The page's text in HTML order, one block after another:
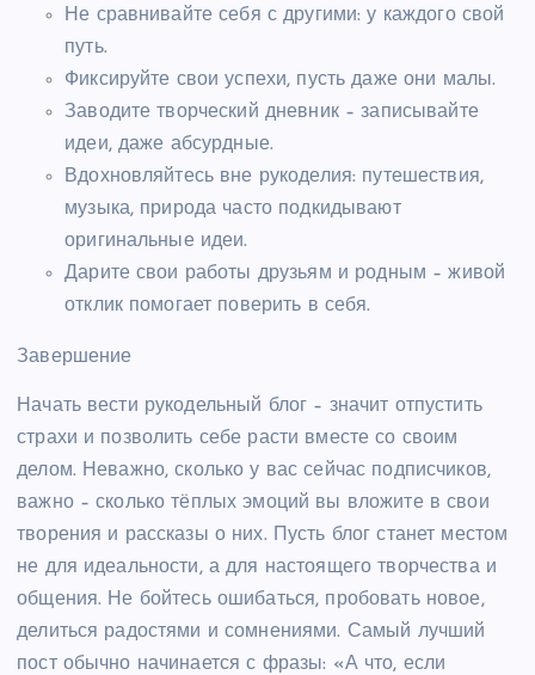
Не сравнивайте себя с другими: у каждого свой
путь.
Фиксируйте свои успехи, пусть даже они малы.
Заводите творческий дневник – записывайте
идеи, даже абсурдные.
Вдохновляйтесь вне рукоделия: путешествия,
музыка, природа часто подкидывают
оригинальные идеи.
Дарите свои работы друзьям и родным – живой
отклик помогает поверить в себя.
Завершение
Начать вести рукодельный блог – значит отпустить
страхи и позволить себе расти вместе со своим
делом. Неважно, сколько у вас сейчас подписчиков,
важно – сколько тёплых эмоций вы вложите в свои
творения и рассказы о них. Пусть блог станет местом
не для идеальности, а для настоящего творчества и
общения. Не бойтесь ошибаться, пробовать новое,
делиться радостями и сомнениями. Самый лучший
пост обычно начинается с фразы: «А что, если